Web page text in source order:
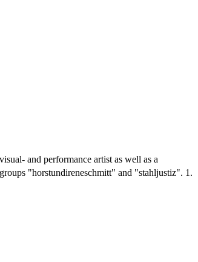
and performance artist as well as a
"horstundireneschmitt" and "stahljustiz". 1.